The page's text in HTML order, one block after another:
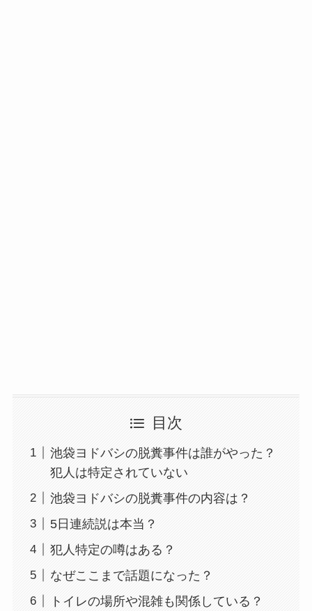
目次
池袋ヨドバシの脱糞事件は誰がやった？
犯人は特定されていない
池袋ヨドバシの脱糞事件の内容は？
5日連続説は本当？
犯人特定の噂はある？
なぜここまで話題になった？
トイレの場所や混雑も関係している？